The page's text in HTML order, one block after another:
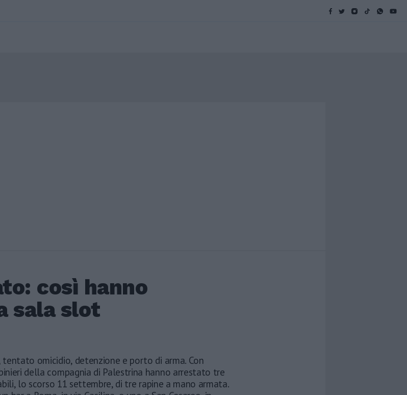
Leonardo Maria Del
Vecchio dall'ex
compagna in ospedale.
Le dichiarazioni ai
giornalisti
Pozzuoli
Rudy Giuliani a Come
States? Trump, Meloni
così hanno
sala slot
tentato omicidio, detenzione e porto di arma. Con
della compagnia di Palestrina hanno arrestato tre
lo scorso 11 settembre, di tre rapine a mano armata.